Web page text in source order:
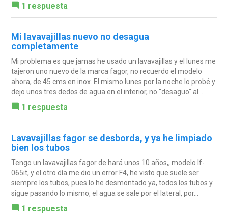
1 respuesta
Mi lavavajillas nuevo no desagua
completamente
Mi problema es que jamas he usado un lavavajillas y el lunes me
tajeron uno nuevo de la marca fagor, no recuerdo el modelo
ahora, de 45 cms en inox. El mismo lunes por la noche lo probé y
dejo unos tres dedos de agua en el interior, no "desaguo" al...
1 respuesta
Lavavajillas fagor se desborda, y ya he limpiado
bien los tubos
Tengo un lavavajillas fagor de hará unos 10 años,, modelo lf-
065it, y el otro día me dio un error F4, he visto que suele ser
siempre los tubos, pues lo he desmontado ya, todos los tubos y
sigue pasando lo mismo, el agua se sale por el lateral, por...
1 respuesta